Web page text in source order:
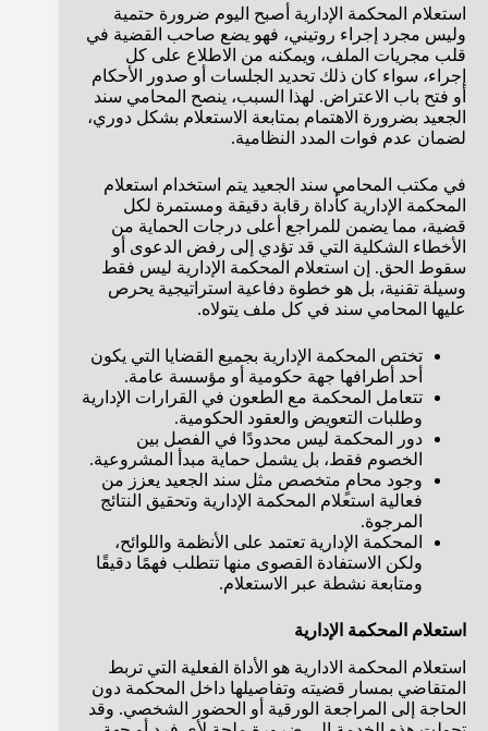
استعلام المحكمة الإدارية أصبح اليوم ضرورة حتمية
وليس مجرد إجراء روتيني، فهو يضع صاحب القضية في
قلب مجريات الملف، ويمكنه من الاطلاع على كل
إجراء، سواء كان ذلك تحديد الجلسات أو صدور الأحكام
أو فتح باب الاعتراض. لهذا السبب، ينصح المحامي سند
الجعيد بضرورة الاهتمام بمتابعة الاستعلام بشكل دوري،
لضمان عدم فوات المدد النظامية.
في مكتب المحامي سند الجعيد يتم استخدام استعلام
المحكمة الإدارية كأداة رقابة دقيقة ومستمرة لكل
قضية، مما يضمن للمراجع أعلى درجات الحماية من
الأخطاء الشكلية التي قد تؤدي إلى رفض الدعوى أو
سقوط الحق. إن استعلام المحكمة الإدارية ليس فقط
وسيلة تقنية، بل هو خطوة دفاعية استراتيجية يحرص
عليها المحامي سند في كل ملف يتولاه.
تختص المحكمة الإدارية بجميع القضايا التي يكون
أحد أطرافها جهة حكومية أو مؤسسة عامة.
تتعامل المحكمة مع الطعون في القرارات الإدارية
وطلبات التعويض والعقود الحكومية.
دور المحكمة ليس محدودًا في الفصل بين
الخصوم فقط، بل يشمل حماية مبدأ المشروعية.
وجود محامٍ متخصص مثل سند الجعيد يعزز من
فعالية استعلام المحكمة الإدارية وتحقيق النتائج
المرجوة.
المحكمة الإدارية تعتمد على الأنظمة واللوائح،
ولكن الاستفادة القصوى منها تتطلب فهمًا دقيقًا
ومتابعة نشطة عبر الاستعلام.
استعلام المحكمة الإدارية
استعلام المحكمة الادارية هو الأداة الفعلية التي تربط
المتقاضي بمسار قضيته وتفاصيلها داخل المحكمة دون
الحاجة إلى المراجعة الورقية أو الحضور الشخصي. وقد